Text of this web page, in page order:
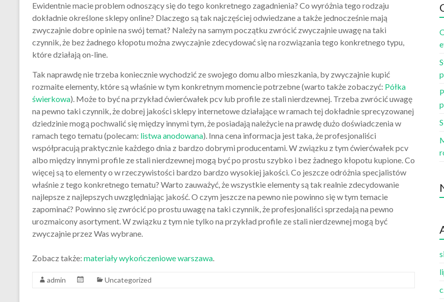
Ewidentnie macie problem odnoszący się do tego konkretnego zagadnienia? Co wyróżnia tego rodzaju
dokładnie określone sklepy online? Dlaczego są tak najczęściej odwiedzane a także jednocześnie mają
zwyczajnie dobre opinie na swój temat? Należy na samym początku zwrócić zwyczajnie uwagę na taki
czynnik, że bez żadnego kłopotu można zwyczajnie zdecydować się na rozwiązania tego konkretnego typu,
które działają on-line.
Tak naprawdę nie trzeba koniecznie wychodzić ze swojego domu albo mieszkania, by zwyczajnie kupić
rozmaite elementy, które są właśnie w tym konkretnym momencie potrzebne (warto także zobaczyć: Półka
świerkowa). Może to być na przykład ćwierćwałek pcv lub profile ze stali nierdzewnej. Trzeba zwrócić uwagę
na pewno taki czynnik, że dobrej jakości sklepy internetowe działające w ramach tej dokładnie sprecyzowanej
dziedzinie mogą pochwalić się między innymi tym, że posiadają należycie na prawdę dużo doświadczenia w
ramach tego tematu (polecam: listwa anodowana). Inna cena informacja jest taka, że profesjonaliści
współpracują praktycznie każdego dnia z bardzo dobrymi producentami. W związku z tym ćwierćwałek pcv
albo między innymi profile ze stali nierdzewnej mogą być po prostu szybko i bez żadnego kłopotu kupione. Co
więcej są to elementy o w rzeczywistości bardzo bardzo wysokiej jakości. Co jeszcze odróżnia specjalistów
właśnie z tego konkretnego tematu? Warto zauważyć, że wszystkie elementy są tak realnie zdecydowanie
najlepsze z najlepszych uwzględniając jakość. O czym jeszcze na pewno nie powinno się w tym temacie
zapominać? Powinno się zwrócić po prostu uwagę na taki czynnik, że profesjonaliści sprzedają na pewno
urozmaicony asortyment. W związku z tym nie tylko na przykład profile ze stali nierdzewnej mogą być
zwyczajnie przez Was wybrane.
Zobacz także: materiały wykończeniowe warszawa.
admin Uncategorized